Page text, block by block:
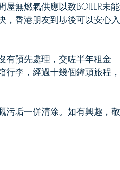
無燃氣供應以致BOILER未能
，香港朋友到埗後可以安心入
預先處理，交咗半年租金
李，經過十幾個鐘頭旅程，
垢一併清除。如有興趣，敬